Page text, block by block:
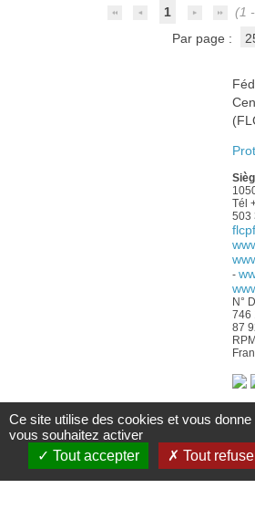
1
(1
Par page :
Tél
503
-
N°
746
87
Du
Ce site utilise des cookies et vous
vous souhaitez activer
Tout accepter
Tout